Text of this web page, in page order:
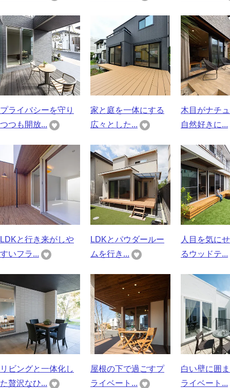
プライバシーを守り
つつも開放...
家と庭を一体にする
広々とした...
木目がナチ
自然好きに...
LDKと行き来がしや
すいフラ...
LDKとパウダールー
ムを行き...
人目を気に
るウッドテ...
リビングと一体化し
た贅沢なひ...
屋根の下で過ごすプ
ライベート...
白い壁に囲
ライベート...